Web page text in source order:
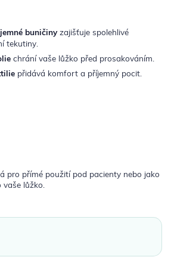
buničinyzajišťuje spolehlivé
tekutiny.
chrání vaše lůžko před prosakováním.
přidává komfort a příjemný pocit.
pro přímé použití pod pacienty nebo jako
lůžko.